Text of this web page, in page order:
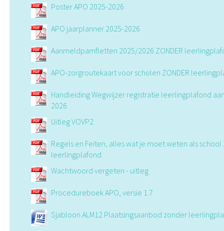
Poster APO 2025-2026
APO jaarplanner 2025-2026
Aanmeldpamfletten 2025/2026 ZONDER
APO-zorgroutekaart voor scholen ZONDER
Handleiding Wegwijzer registratie leerlingplafond
2026
Uitleg VOVP2
Regels en Feiten, alles wat je moet weten als school
leerlingplafond
Wachtwoord vergeten - uitleg
Procedureboek APO, versie 1.7
Sjabloon ALM12 Plaatsingsaanbod zonder